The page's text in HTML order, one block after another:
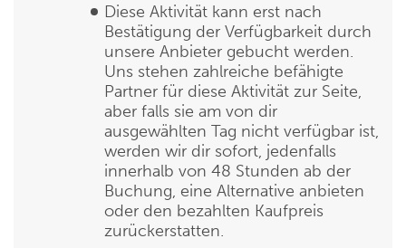
Diese Aktivität kann erst nach
Bestätigung der Verfügbarkeit durch
unsere Anbieter gebucht werden.
Uns stehen zahlreiche befähigte
Partner für diese Aktivität zur Seite,
aber falls sie am von dir
ausgewählten Tag nicht verfügbar ist,
werden wir dir sofort, jedenfalls
innerhalb von 48 Stunden ab der
Buchung, eine Alternative anbieten
oder den bezahlten Kaufpreis
zurückerstatten.